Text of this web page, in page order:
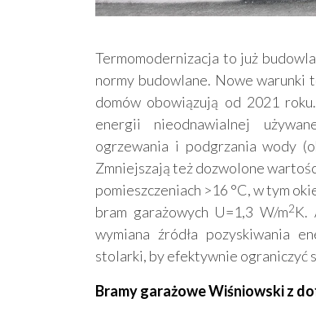
Termomodernizacja to już
normy budowlane. Nowe warunki
domów obowiązują od 2021
energii nieodnawialnej
ogrzewania i podgrzania wody
Zmniejszają też dozwolone
pomieszczeniach >16 °C, w tym
bram garażowych U=1,3 W/m2K.
wymiana źródła pozyskiwania
stolarki, by efektywnie ograniczyć
Bramy garażowe Wiśniowski z